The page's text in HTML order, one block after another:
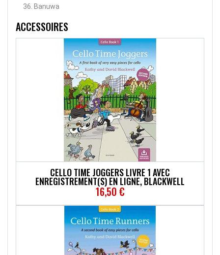
36. Banuwa
ACCESSOIRES
CELLO TIME JOGGERS LIVRE 1 AVEC
ENREGISTREMENT(S) EN LIGNE, BLACKWELL
16,50 €